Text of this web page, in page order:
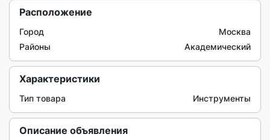
Расположение
Город
Москва
Районы
Академический
Характеристики
Тип товара Инструменты
Описание объявления